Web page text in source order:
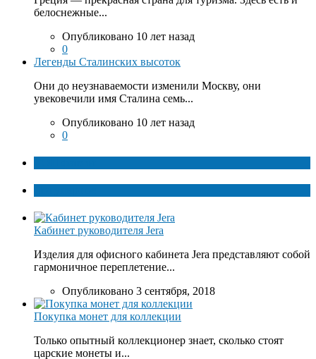
белоснежные...
Опубликовано 10 лет назад
0
Легенды Сталинских высоток
Они до неузнаваемости изменили Москву, они
увековечили имя Сталина семь...
Опубликовано 10 лет назад
0
Кабинет руководителя Jera
Изделия для офисного кабинета Jera представляют собой
гармоничное переплетение...
Опубликовано 3 сентября, 2018
Покупка монет для коллекции
Только опытный коллекционер знает, сколько стоят
царские монеты и...